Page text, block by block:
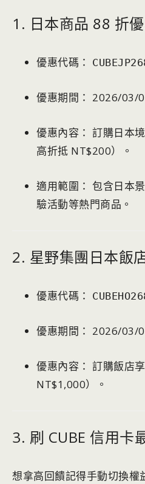
1. 日本商品 88 折
優惠代碼：
優惠期間： 2026/03/
優惠內容： 訂購日本
高折抵 NT$200）。
適用範圍： 包含日本
驗活動等熱門商品。
2. 星野集團日本飯
優惠代碼：
優惠期間： 2026/03/
優惠內容： 訂購飯店
NT$1,000）。
3. 刷 CUBE 信用卡
想拿高回饋記得手動切換權